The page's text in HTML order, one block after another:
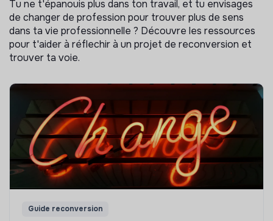
Tu ne t'épanouis plus dans ton travail, et tu envisages
de changer de profession pour trouver plus de sens
dans ta vie professionnelle ? Découvre les ressources
pour t'aider à réflechir à un projet de reconversion et
trouver ta voie.
Guide reconversion